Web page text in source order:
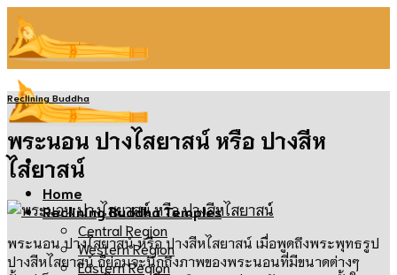
Skip
to
content
Home
Reclining Buddha Temples
Central Region
Western Region
Eastern Region
Reclining Buddha
พระนอน ปางไสยาสน์ หรือ ปางสีห
ไสยาสน์
พระนอน ปางไสยาสน์ หรือ ปางสีหไสยาสน์ เมื่อพูดถึงพระพุทธรูป
ปางสีหไสยาสน์ ก็ย่อมจะนึกถึงภาพของพระนอนที่มีขนาดต่างๆ